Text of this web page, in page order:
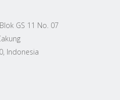
GS 11 No. 07
Indonesia